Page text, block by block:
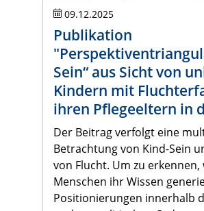
09.12.2025
Publikation
Sein“ aus Sicht von
Kindern mit
ihren Pflegeeltern in
Der Beitrag verfolgt eine
Betrachtung von Kind-Sein
von Flucht. Um zu erkennen,
Menschen ihr Wissen
Positionierungen innerhalb